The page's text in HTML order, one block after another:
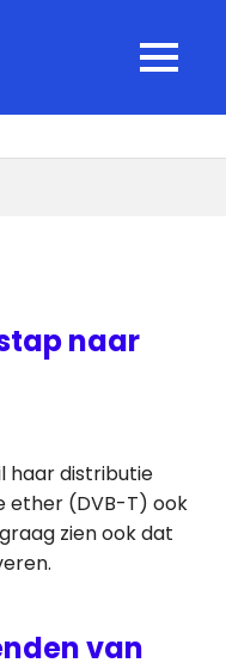
MENU
naar
haar distributie
ether (DVB-T) ook
zien ook dat
van